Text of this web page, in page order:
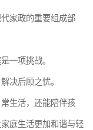
家政的重要组成部
一项挑战。
决后顾之忧。
生活，还能陪伴孩
庭生活更加和谐与轻